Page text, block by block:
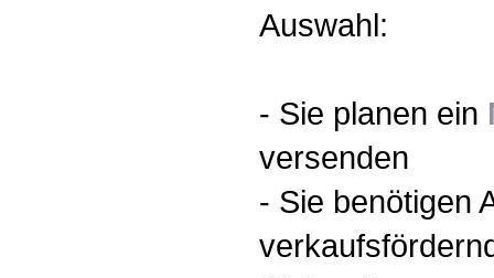
Auswahl:
- Sie planen ein
versenden
- Sie benötigen